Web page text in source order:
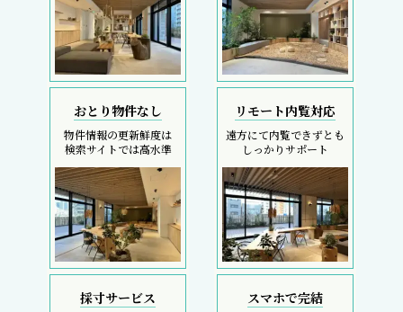
おとり物件なし
物件情報の更新鮮度は
検索サイトでは高水準
リモート内覧対応
遠方にて内覧できずとも
しっかりサポート
採寸サービス スマホで完結